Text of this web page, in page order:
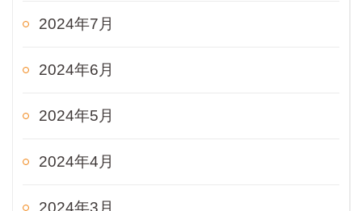
2024年7月
2024年6月
2024年5月
2024年4月
2024年3月